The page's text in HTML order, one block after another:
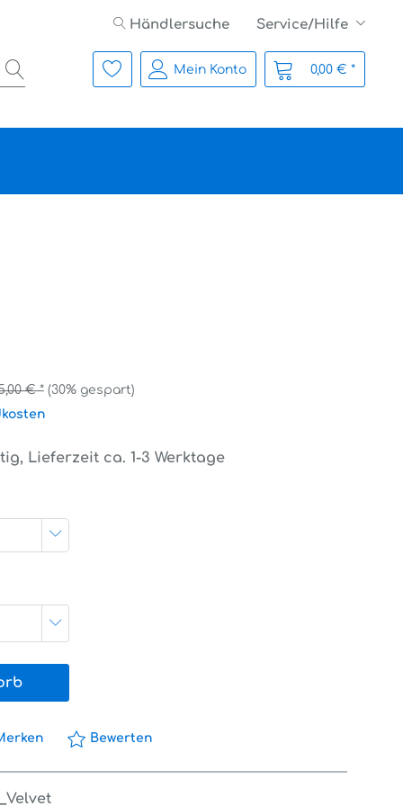
Händlersuche Service/Hilfe
Mein Konto 0,00 € *
€ * (30% gespart)
Lieferzeit ca. 1-3 Werktage
Bewerten